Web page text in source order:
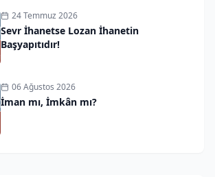
24 Temmuz 2026
Sevr İhanetse Lozan İhanetin
Başyapıtıdır!
06 Ağustos 2026
İman mı, İmkân mı?